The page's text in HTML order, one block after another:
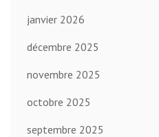
janvier 2026
décembre 2025
novembre 2025
octobre 2025
septembre 2025